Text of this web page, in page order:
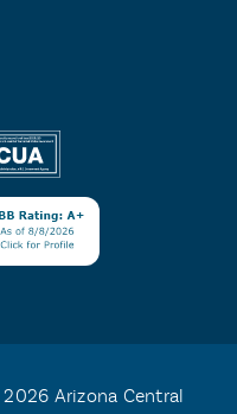
Arizona Central